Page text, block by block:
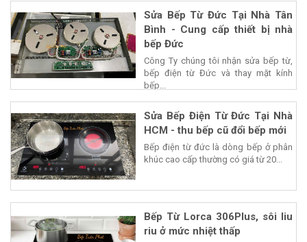
Sửa Bếp Từ Đức Tại Nhà Tân
Bình - Cung cấp thiết bị nhà
bếp Đức
Công Ty chúng tôi nhận sửa bếp từ,
bếp điện từ Đức và thay mặt kính
bếp...
Sửa Bếp Điện Từ Đức Tại Nhà
HCM - thu bếp cũ đổi bếp mới
Bếp điện từ đức là dòng bếp ở phân
khúc cao cấp thường có giá từ 20...
Bếp Từ Lorca 306Plus, sôi liu
riu ở mức nhiệt thấp